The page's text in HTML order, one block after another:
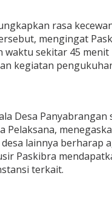
rasa
mengingat
waktu sekitar 45
kegiatan
Desa Panyabrangan
Pelaksana,
lainnya berharap
Paskibra
terkait.